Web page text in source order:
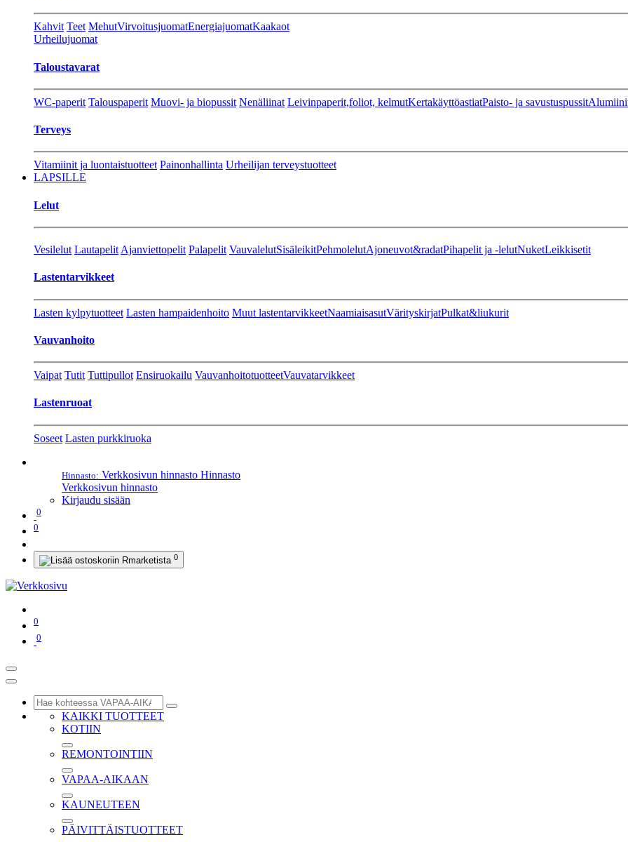
Kahvit Teet MehutVirvoitusjuomatEnergiajuomatKaakaot
Urheilujuomat
Taloustavarat
WC-paperit Talouspaperit Muovi- ja biopussit Nenäliinat Leivinpaperit,foliot, kelmutKertakäyttöastiatPaisto- ja savustuspussit
Terveys
Vitamiinit ja luontaistuotteet Painonhallinta Urheilijan terveystuotteet
LAPSILLE
Lelut
Vesilelut Lautapelit Ajanviettopelit Palapelit VauvalelutSisäleikitPehmolelutAjoneuvot&radatPihapelit ja -lelutNuketLeikkisetit
Lastentarvikkeet
Lasten kylpytuotteet Lasten hampaidenhoito Muut lastentarvikkeetNaamiaisasutVärityskirjatPulkat&liukurit
Vauvanhoito
Vaipat Tutit Tuttipullot Ensiruokailu VauvanhoitotuotteetVauvatarvikkeet
Lastenruoat
Soseet Lasten purkkiruoka
Hinnasto: Verkkosivun hinnasto Hinnasto
Verkkosivun hinnasto
Kirjaudu sisään
0
0
0
0
0
KAIKKI TUOTTEET
KOTIIN
REMONTOINTIIN
VAPAA-AIKAAN
KAUNEUTEEN
PÄIVITTÄISTUOTTEET